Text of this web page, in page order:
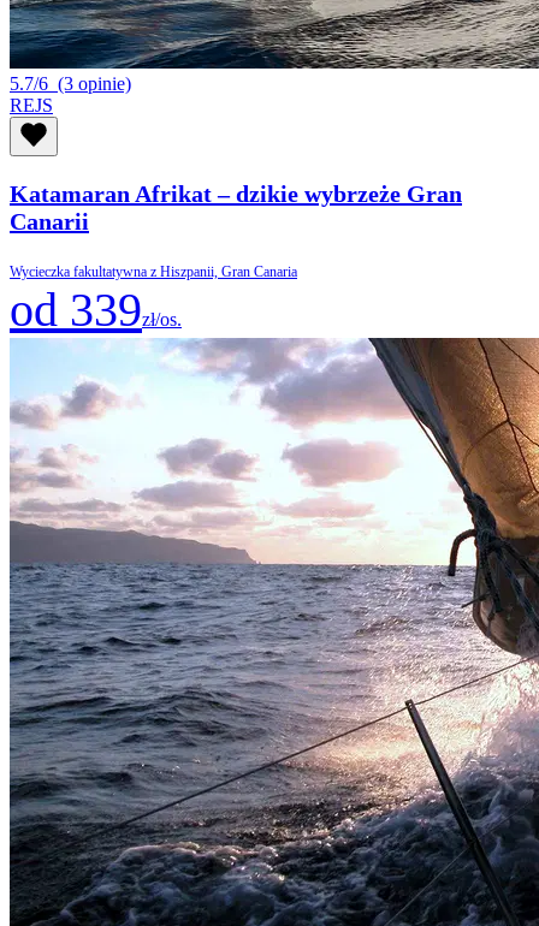
5.7/6 (3 opinie)
REJS
Katamaran Afrikat – dzikie wybrzeże Gran
Canarii
Wycieczka fakultatywna z Hiszpanii, Gran Canaria
od 339zł/os.